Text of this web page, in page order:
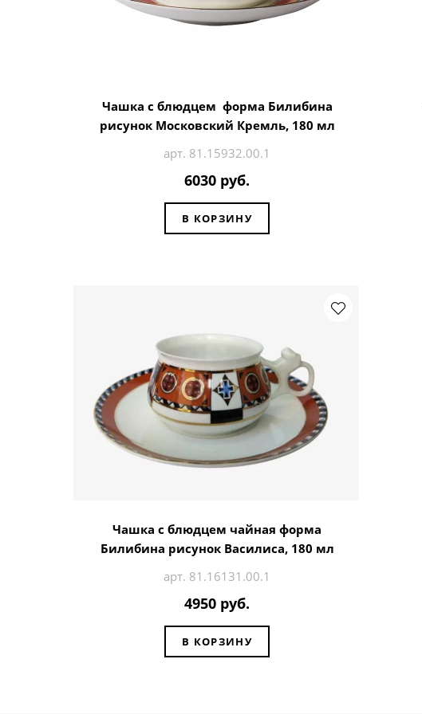
Чашка с блюдцем форма Билибина
рисунок Московский Кремль, 180 мл
арт. 81.15932.00.1
6030 руб.
В КОРЗИНУ
Чашка с блюдцем чайная форма
Билибина рисунок Василиса, 180 мл
арт. 81.16131.00.1
4950 руб.
В КОРЗИНУ